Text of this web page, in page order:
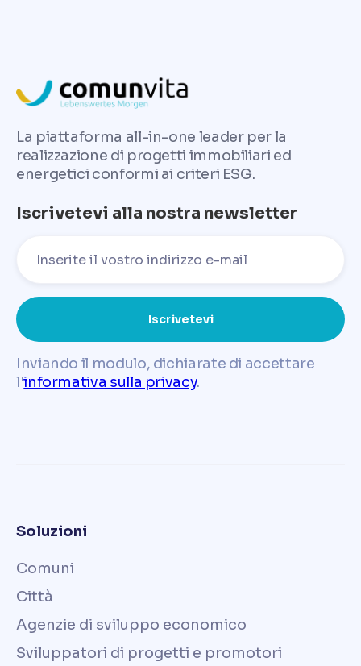
La piattaforma all-in-one leader per la
realizzazione di progetti immobiliari ed
energetici conformi ai criteri ESG.
Iscrivetevi alla nostra newsletter
Inviando il modulo, dichiarate di accettare
l'informativa sulla privacy.
Soluzioni
Comuni
Città
Agenzie di sviluppo economico
Sviluppatori di progetti e promotori